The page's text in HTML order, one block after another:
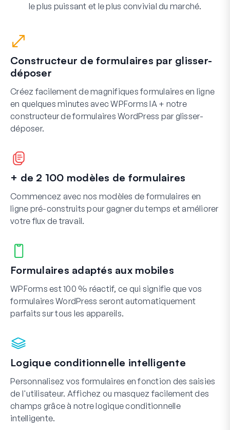
le plus puissant et le plus convivial du marché.
Constructeur de formulaires par glisser-
déposer
Créez facilement de magnifiques formulaires en ligne
en quelques minutes avec WPForms IA + notre
constructeur de formulaires WordPress par glisser-
déposer.
+ de 2 100 modèles de formulaires
Commencez avec nos modèles de formulaires en
ligne pré-construits pour gagner du temps et améliorer
votre flux de travail.
Formulaires adaptés aux mobiles
WPForms est 100 % réactif, ce qui signifie que vos
formulaires WordPress seront automatiquement
parfaits sur tous les appareils.
Logique conditionnelle intelligente
Personnalisez vos formulaires en fonction des saisies
de l'utilisateur. Affichez ou masquez facilement des
champs grâce à notre logique conditionnelle
intelligente.